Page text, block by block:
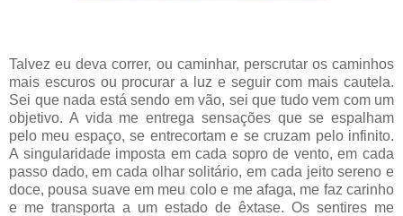
Talvez eu deva correr, ou caminhar, perscrutar os caminhos
mais escuros ou procurar a luz e seguir com mais cautela.
Sei que nada está sendo em vão, sei que tudo vem com um
objetivo. A vida me entrega sensações que se espalham
pelo meu espaço, se entrecortam e se cruzam pelo infinito.
A singularidade imposta em cada sopro de vento, em cada
passo dado, em cada olhar solitário, em cada jeito sereno e
doce, pousa suave em meu colo e me afaga, me faz carinho
e me transporta a um estado de êxtase. Os sentires me